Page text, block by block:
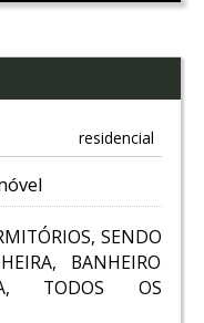
residencial
SENDO
BANHEIRO
TODOS OS